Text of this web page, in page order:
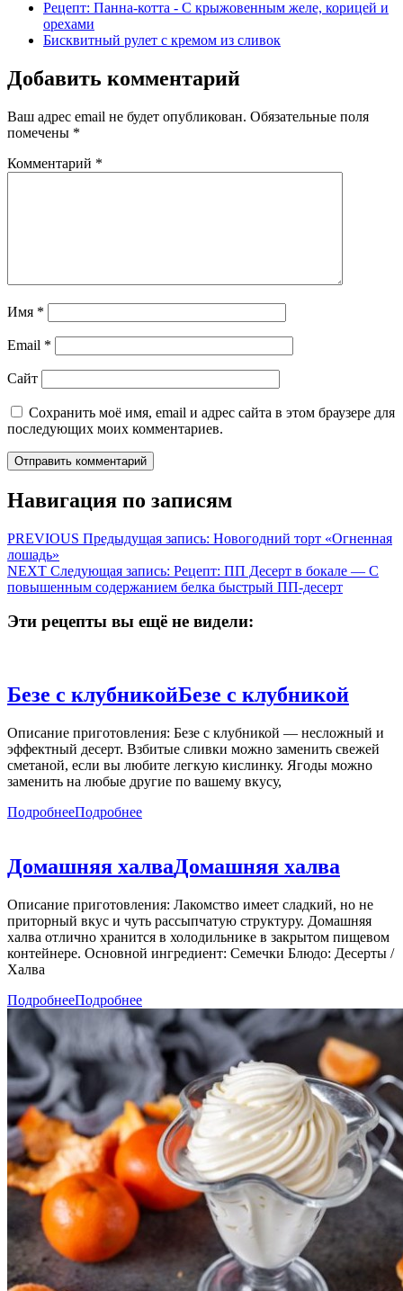
Рецепт: Панна-котта - С крыжовенным желе, корицей и
орехами
Бисквитный рулет с кремом из сливок
Добавить комментарий
Ваш адрес email не будет опубликован. Обязательные поля
помечены *
Комментарий *
Имя *
Email *
Сайт
Сохранить моё имя, email и адрес сайта в этом браузере для
последующих моих комментариев.
Навигация по записям
PREVIOUS Предыдущая запись: Новогодний торт «Огненная
лошадь»
NEXT Следующая запись: Рецепт: ПП Десерт в бокале — С
повышенным содержанием белка быстрый ПП-десерт
Эти рецепты вы ещё не видели:
Безе с клубникойБезе с клубникой
Описание приготовления: Безе с клубникой — несложный и
эффектный десерт. Взбитые сливки можно заменить свежей
сметаной, если вы любите легкую кислинку. Ягоды можно
заменить на любые другие по вашему вкусу,
ПодробнееПодробнее
Домашняя халваДомашняя халва
Описание приготовления: Лакомство имеет сладкий, но не
приторный вкус и чуть рассыпчатую структуру. Домашняя
халва отлично хранится в холодильнике в закрытом пищевом
контейнере. Основной ингредиент: Семечки Блюдо: Десерты /
Халва
ПодробнееПодробнее